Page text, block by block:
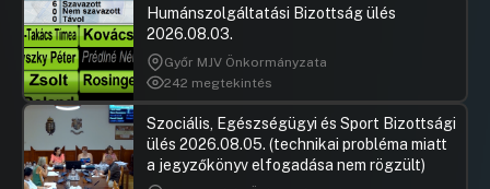
HozzászólásokUgrás a napirendi pontra
23.napirend: Javaslat előzetes
kötelezettségvállaláshoz való
hozzájárulás megadására a
légszennyezettség mérő autó
üzemeltetésére vonatkozó
közbeszerzéséhez
Hozzászólások
Dr.
Humánszolgáltatási Bizottság ülés
2026.08.03.
Győr MJV Önkormányzata
242 megtekintés
Szociális, Egészségügyi és Sport Bizottsági
ülés 2026.08.05. (technikai probléma miatt
a jegyzőkönyv elfogadása nem rögzült)